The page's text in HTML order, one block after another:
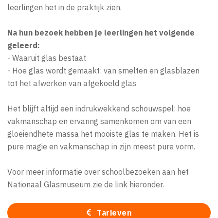
leerlingen het in de praktijk zien.
Na hun bezoek hebben je leerlingen het volgende
geleerd:
- Waaruit glas bestaat
- Hoe glas wordt gemaakt: van smelten en glasblazen
tot het afwerken van afgekoeld glas
Het blijft altijd een indrukwekkend schouwspel: hoe
vakmanschap en ervaring samenkomen om van een
gloeiendhete massa het mooiste glas te maken. Het is
pure magie en vakmanschap in zijn meest pure vorm.
Voor meer informatie over schoolbezoeken aan het
Nationaal Glasmuseum zie de link hieronder.
Tarieven